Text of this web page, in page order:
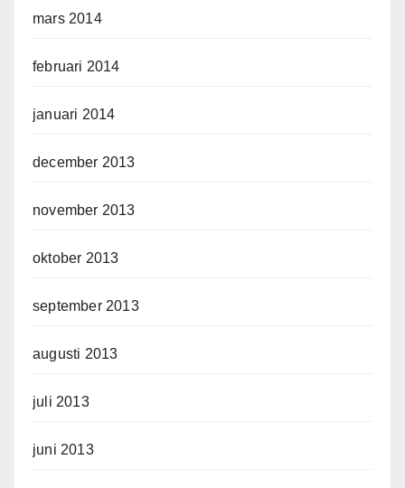
mars 2014
februari 2014
januari 2014
december 2013
november 2013
oktober 2013
september 2013
augusti 2013
juli 2013
juni 2013